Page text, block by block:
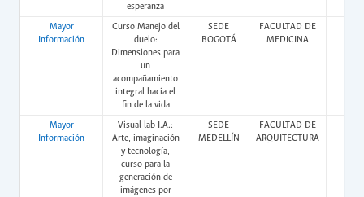
esperanza
Mayor
Información
Curso Manejo del
duelo:
Dimensiones para
un
acompañamiento
integral hacia el
fin de la vida
SEDE
BOGOTÁ
FACULTAD DE
MEDICINA
Mayor
Información
Visual lab I.A.:
Arte, imaginación
y tecnología,
curso para la
generación de
imágenes por
SEDE
MEDELLÍN
FACULTAD DE
ARQUITECTURA